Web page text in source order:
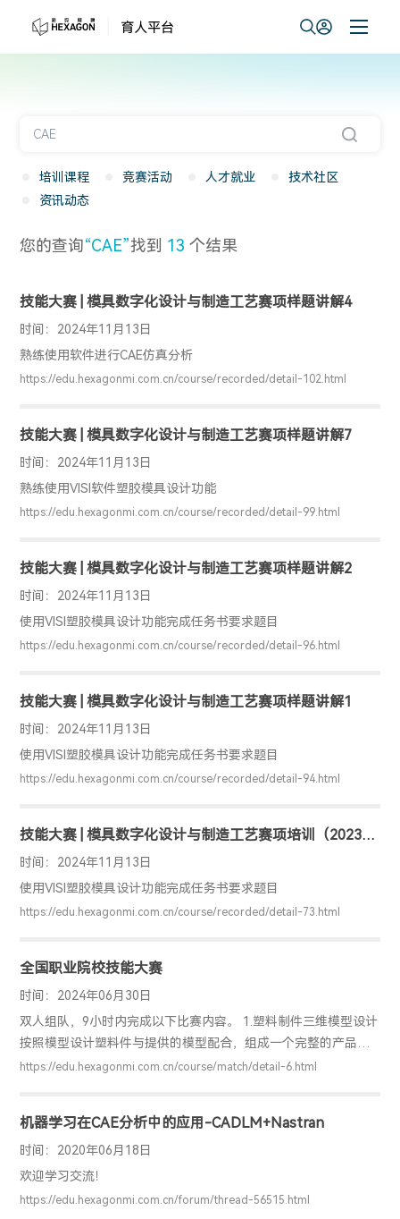
培训课程 竞赛活动 人才就业
技术社区
资讯动态
您的查询“CAE”找到 13 个结果
技能大赛 | 模具数字化设计与制造工艺赛项样题讲解4
时间：2024年11月13日
熟练使用软件进行CAE仿真分析
https://edu.hexagonmi.com.cn/course/recorded/detail-102.html
技能大赛 | 模具数字化设计与制造工艺赛项样题讲解7
时间：2024年11月13日
熟练使用VISI软件塑胶模具设计功能
https://edu.hexagonmi.com.cn/course/recorded/detail-99.html
技能大赛 | 模具数字化设计与制造工艺赛项样题讲解2
时间：2024年11月13日
使用VISI塑胶模具设计功能完成任务书要求题目
https://edu.hexagonmi.com.cn/course/recorded/detail-96.html
技能大赛 | 模具数字化设计与制造工艺赛项样题讲解1
时间：2024年11月13日
使用VISI塑胶模具设计功能完成任务书要求题目
https://edu.hexagonmi.com.cn/course/recorded/detail-94.html
技能大赛 | 模具数字化设计与制造工艺赛项培训（2023年
国赛）
时间：2024年11月13日
使用VISI塑胶模具设计功能完成任务书要求题目
https://edu.hexagonmi.com.cn/course/recorded/detail-73.html
全国职业院校技能大赛
时间：2024年06月30日
双人组队，9小时内完成以下比赛内容。 1.塑料制件三维模型设计
按照模型设计塑料件与提供的模型配合，组成一个完整的产品。
2.塑料制件二维工程图设计按照机械制图标准，正确、完整的表达
道、设置填充参数的基础上，分析塑料件填充、保压、冷却的质
量，寻求最佳注塑成型方案，得出改进意见与结论，形成CAE工
艺分析报告。 4.注塑模具三维模型设计根据指定塑料制件，遵循
确保量产能力、最大化产品使用寿命、低成本设计的原则，合
https://edu.hexagonmi.com.cn/course/match/detail-6.html
机器学习在CAE分析中的应用-CADLM+Nastran
时间：2020年06月18日
欢迎学习交流！
https://edu.hexagonmi.com.cn/forum/thread-56515.html